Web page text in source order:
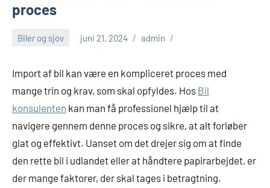
proces
Biler og sjov juni 21, 2024 admin
Import af bil kan være en kompliceret proces med
mange trin og krav, som skal opfyldes. Hos Bil
konsulenten kan man få professionel hjælp til at
navigere gennem denne proces og sikre, at alt forløber
glat og effektivt. Uanset om det drejer sig om at finde
den rette bil i udlandet eller at håndtere papirarbejdet, er
der mange faktorer, der skal tages i betragtning.